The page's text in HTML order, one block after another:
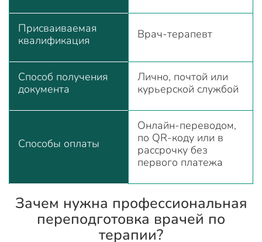
Присваиваемая
квалификация
Врач-терапевт
Способ получения
документа
Лично, почтой или
курьерской службой
Способы оплаты
Онлайн-переводом,
по QR-коду или в
рассрочку без
первого платежа
Зачем нужна профессиональная
переподготовка врачей по
терапии?